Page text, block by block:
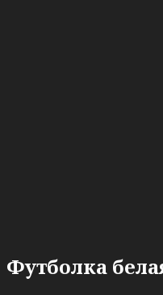
Футболка